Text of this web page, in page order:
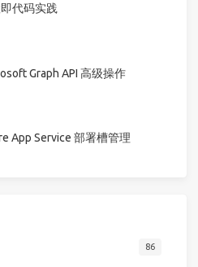
代码实践
Graph API 高级操作
App Service 部署槽管理
86